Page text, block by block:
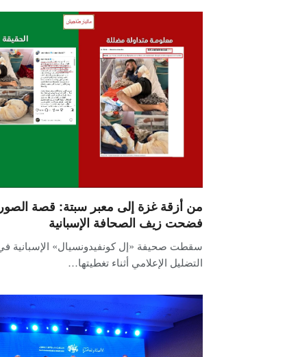
من أزقة غزة إلى معبر سبتة: قصة
فضحت زيف الصحافة الإسبانية
سقطت صحيفة «إل كونفيدونسيال» الإسبانية
التضليل الإعلامي أثناء تغطيتها…